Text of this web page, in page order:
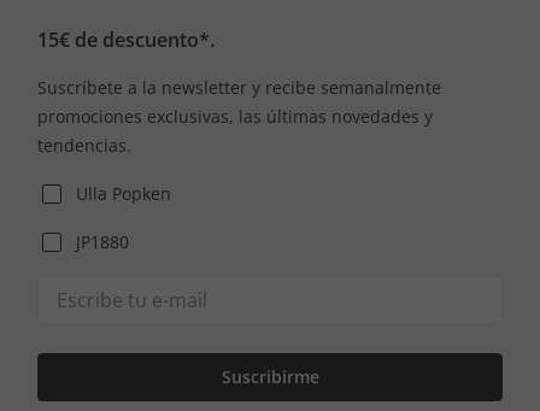
15€ de descuento*.
Suscríbete a la newsletter y recibe semanalmente
promociones exclusivas, las últimas novedades y
tendencias.
Ulla Popken
JP1880
Suscribirme